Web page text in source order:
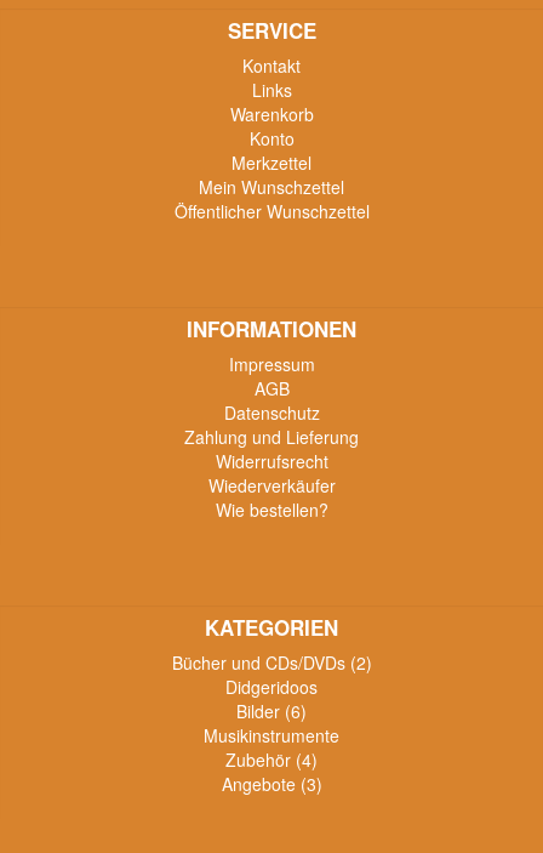
SERVICE
Kontakt
Links
Warenkorb
Konto
Merkzettel
Mein Wunschzettel
Öffentlicher Wunschzettel
INFORMATIONEN
Impressum
AGB
Datenschutz
Zahlung und Lieferung
Widerrufsrecht
Wiederverkäufer
Wie bestellen?
KATEGORIEN
Bücher und CDs/DVDs (2)
Didgeridoos
Bilder (6)
Musikinstrumente
Zubehör (4)
Angebote (3)